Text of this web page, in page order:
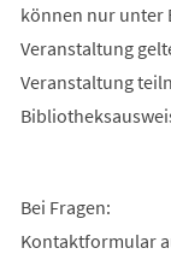
können nur unter
Veranstaltung
Veranstaltung
Bei Fragen:
Kontaktformular